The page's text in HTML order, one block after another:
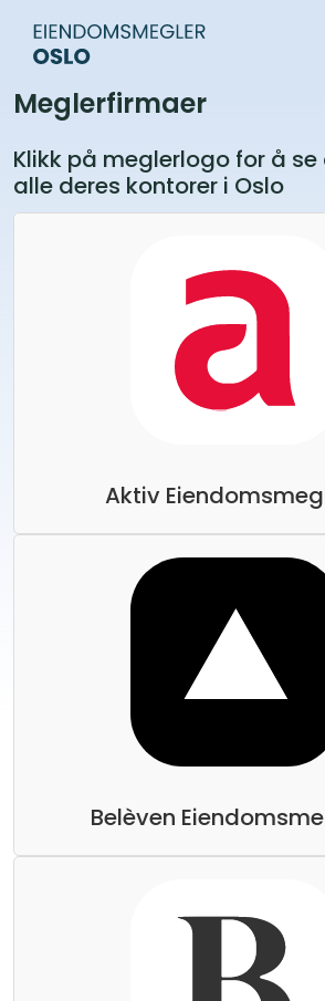
Meglerfirmaer
Klikk på meglerlogo for å
alle deres kontorer i Oslo
Aktiv
Belèven